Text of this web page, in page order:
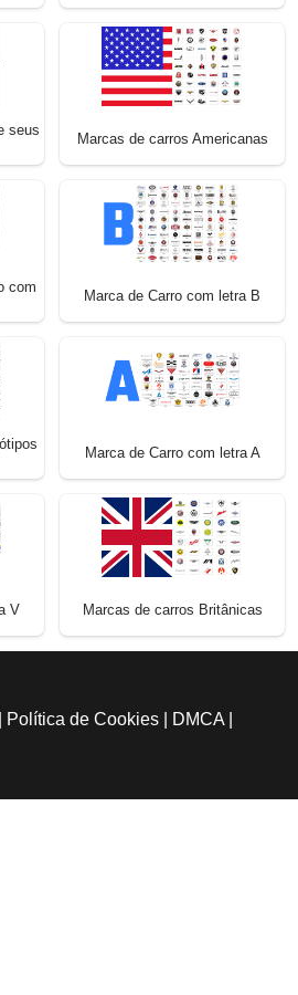
seus
Marcas de carros Americanas
com
Marca de Carro com letra B
Marca de Carro com letra A
V Marcas de carros Britânicas
Política de Cookies DMCA